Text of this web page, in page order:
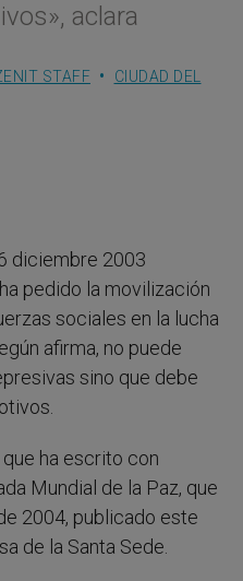
aclara
STAFF
CIUDAD DEL
diciembre 2003
pedido la movilización
sociales en la lucha
afirma, no puede
sino que debe
ha escrito con
Mundial de la Paz, que
2004, publicado este
de la Santa Sede.